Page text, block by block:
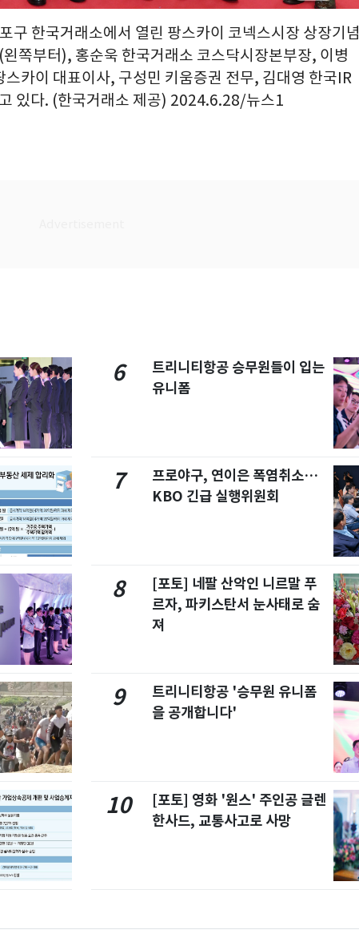
구 한국거래소에서 열린 팡스카이 코넥스시장 상장기념
쪽부터), 홍순욱 한국거래소 코스닥시장본부장, 이병
카이 대표이사, 구성민 키움증권 전무, 김대영 한국IR
있다. (한국거래소 제공) 2024.6.28/뉴스1
6
트리니티항공 승무원들이 입는
유니폼
7
프로야구, 연이은 폭염취소…
KBO 긴급 실행위원회
8
[포토] 네팔 산악인 니르말 푸
르자, 파키스탄서 눈사태로 숨
져
9
트리니티항공 '승무원 유니폼
을 공개합니다'
10
[포토] 영화 '원스' 주인공 글렌
한사드, 교통사고로 사망